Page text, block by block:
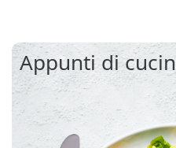
Appunti di